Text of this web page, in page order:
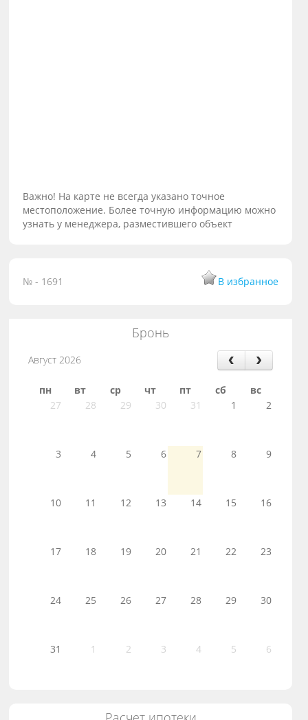
Важно! На карте не всегда указано точное
местоположение. Более точную информацию можно
узнать у менеджера, разместившего объект
№ - 1691 В избранное
Бронь
Август 2026
пн вт ср чт пт сб
вс
27
28 29 30 31 1 2
3 4 5 6 7 8 9
10 11 12 13 14 15 16
17 18 19 20 21 22 23
24 25 26 27 28 29 30
31 1 2 3 4 5 6